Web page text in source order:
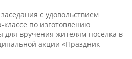
с удовольствием
по изготовлению
для вручения жителям поселка в
акции «Праздник